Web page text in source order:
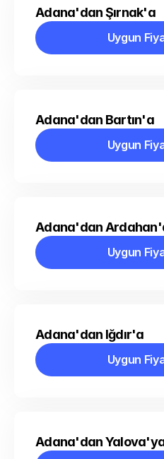
Adana'dan Şırnak'a
Uygun
Uygun
Adana'dan Bartın'a
Uygun
Uygun
Adana'dan
Uygun
Uygun
Adana'dan Iğdır'a
Uygun
Uygun
Adana'dan